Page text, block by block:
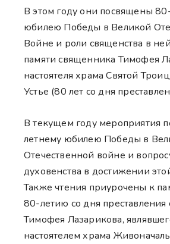
В этом году они посвящены
юбилею Победы в Великой
Войне и роли священства в
памяти священника Тимофея
настоятеля храма Святой
Устье (80 лет со дня
В текущем году мероприятия
летнему юбилею Победы в
Отечественной войне и
духовенства в достижении
Также чтения приурочены к
80-летию со дня
Тимофея Лазарикова,
настоятелем храма